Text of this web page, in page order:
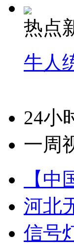
热点
牛人
24小
一周
【
河北
信号